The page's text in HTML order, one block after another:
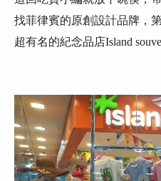
找菲律賓的原創設計品牌，
超有名的紀念品店Island